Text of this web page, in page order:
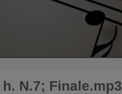
N.7; Finale.mp3